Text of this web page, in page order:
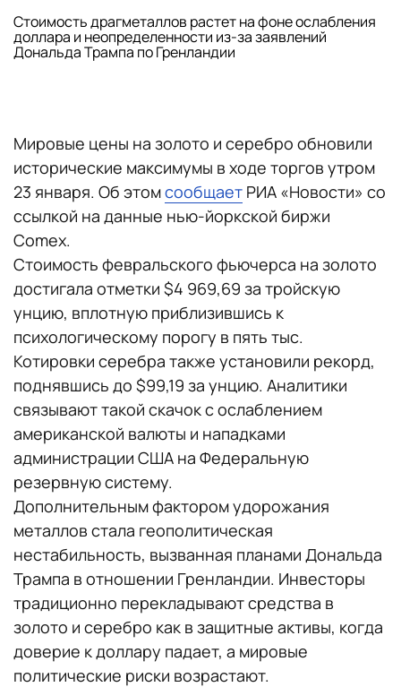
Стоимость драгметаллов растет на фоне ослабления
доллара и неопределенности из-за заявлений
Дональда Трампа по Гренландии
Мировые цены на золото и серебро обновили
исторические максимумы в ходе торгов утром
23 января. Об этомсообщает РИА «Новости» со
ссылкой на данные нью-йоркской биржи
Comex.
Стоимость февральского фьючерса на золото
достигала отметки $4 969,69 за тройскую
унцию, вплотную приблизившись к
психологическому порогу в пять тыс.
Котировки серебра также установили рекорд,
поднявшись до $99,19 за унцию. Аналитики
связывают такой скачок с ослаблением
американской валюты и нападками
администрации США на Федеральную
резервную систему.
Дополнительным фактором удорожания
металлов стала геополитическая
нестабильность, вызванная планами Дональда
Трампа в отношении Гренландии. Инвесторы
традиционно перекладывают средства в
золото и серебро как в защитные активы, когда
доверие к доллару падает, а мировые
политические риски возрастают.